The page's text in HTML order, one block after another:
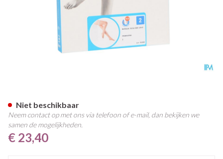
€ 23,40
Niet beschikbaar
Neem contact op met ons via telefoon of e-mail, dan bekijken we
samen de mogelijkheden.